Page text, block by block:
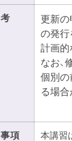
更新
の発行
計画的
なお、
個別の
る場合
項
本講習